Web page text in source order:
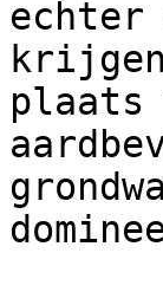
echter
plaats